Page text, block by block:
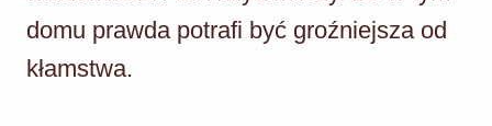
domu prawda potrafi być groźniejsza od
kłamstwa.